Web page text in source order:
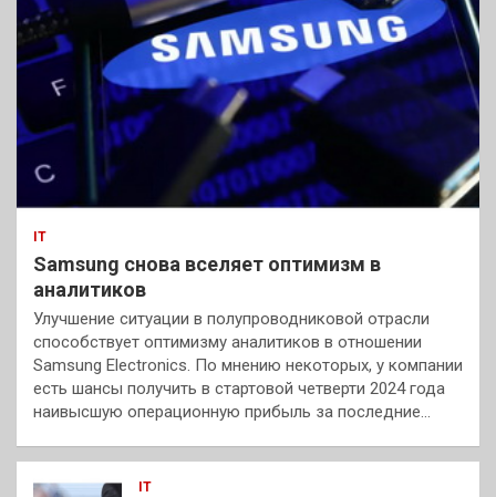
IT
Samsung снова вселяет оптимизм в
аналитиков
Улучшение ситуации в полупроводниковой отрасли
способствует оптимизму аналитиков в отношении
Samsung Electronics. По мнению некоторых, у компании
есть шансы получить в стартовой четверти 2024 года
наивысшую операционную прибыль за последние…
IT